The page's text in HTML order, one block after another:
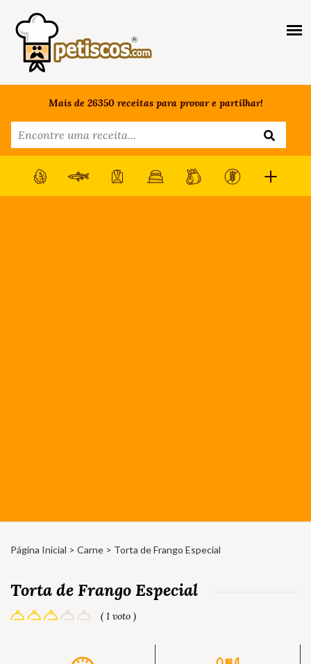
Mais de 26350 receitas para provar e partilhar!
Página Inicial > Carne > Torta de Frango Especial
Torta de Frango Especial
( 1 voto )